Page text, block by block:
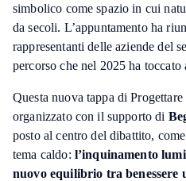
simbolico come spazio in cui
da secoli. L’appuntamento ha
rappresentanti delle aziende del
percorso che nel 2025 ha
Questa nuova tappa di
organizzato con il supporto di
posto al centro del dibattito,
tema caldo: l’inquinamento
nuovo equilibrio tra benessere